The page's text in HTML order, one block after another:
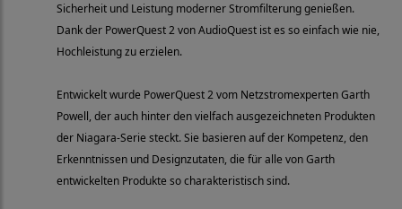
Sicherheit und Leistung moderner Stromfilterung genießen.
Dank der PowerQuest 2 von AudioQuest ist es so einfach wie nie,
Hochleistung zu erzielen.
Entwickelt wurde PowerQuest 2 vom Netzstromexperten Garth
Powell, der auch hinter den vielfach ausgezeichneten Produkten
der Niagara-Serie steckt. Sie basieren auf der Kompetenz, den
Erkenntnissen und Designzutaten, die für alle von Garth
entwickelten Produkte so charakteristisch sind.